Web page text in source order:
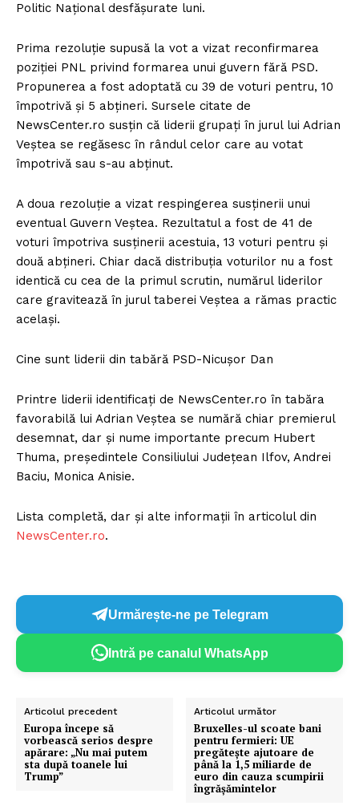
Politic Național desfășurate luni.
Prima rezoluție supusă la vot a vizat reconfirmarea
poziției PNL privind formarea unui guvern fără PSD.
Propunerea a fost adoptată cu 39 de voturi pentru, 10
împotrivă și 5 abțineri. Sursele citate de
NewsCenter.ro susțin că liderii grupați în jurul lui Adrian
Veștea se regăsesc în rândul celor care au votat
împotrivă sau s-au abținut.
A doua rezoluție a vizat respingerea susținerii unui
eventual Guvern Veștea. Rezultatul a fost de 41 de
voturi împotriva susținerii acestuia, 13 voturi pentru și
două abțineri. Chiar dacă distribuția voturilor nu a fost
identică cu cea de la primul scrutin, numărul liderilor
care gravitează în jurul taberei Veștea a rămas practic
același.
Cine sunt liderii din tabără PSD-Nicușor Dan
Printre liderii identificați de NewsCenter.ro în tabăra
favorabilă lui Adrian Veștea se numără chiar premierul
desemnat, dar și nume importante precum Hubert
Thuma, președintele Consiliului Județean Ilfov, Andrei
Baciu, Monica Anisie.
Lista completă, dar și alte informații în articolul din
NewsCenter.ro.
Urmărește-ne pe Telegram
Intră pe canalul WhatsApp
Articolul precedent
Europa începe să
vorbească serios despre
apărare: „Nu mai putem
sta după toanele lui
Trump”
Articolul următor
Bruxelles-ul scoate bani
pentru fermieri: UE
pregătește ajutoare de
până la 1,5 miliarde de
euro din cauza scumpirii
îngrășămintelor